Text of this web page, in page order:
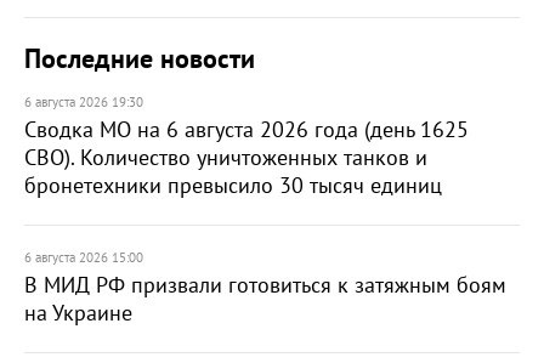
Последние новости
6 августа 2026 19:30
Сводка МО на 6 августа 2026 года (день 1625
СВО). Количество уничтоженных танков и
бронетехники превысило 30 тысяч единиц
6 августа 2026 15:00
В МИД РФ призвали готовиться к затяжным боям
на Украине